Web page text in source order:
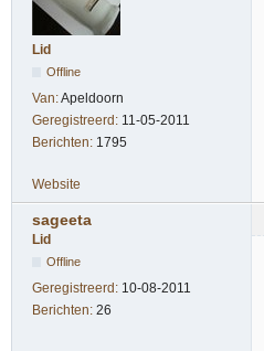
Lid
Offline
Van:Apeldoorn
Geregistreerd: 11-05-2011
Berichten: 1795
Website
sageeta
Lid
Offline
Geregistreerd: 10-08-2011
Berichten: 26